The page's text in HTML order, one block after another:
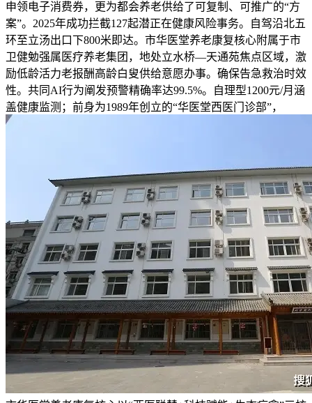
申领电子消费券，更为都会养老供给了可复制、可推广的“方
案”。2025年成功拦截127起潜正在健康风险事务。自驾沿北五
环至立汤出口下800米即达。市华医堂养老康复核心附属于市
卫健勉强属医疗养老集团，地处立水桥—天通苑焦点区域，激
励低龄活力老报酬高龄白叟供给意愿办事。确保告急救治时效
性。共同AI行为阐发预警精确率达99.5%。自理型1200元/月涵
盖健康监测；前身为1989年创立的“华医堂西医门诊部”，